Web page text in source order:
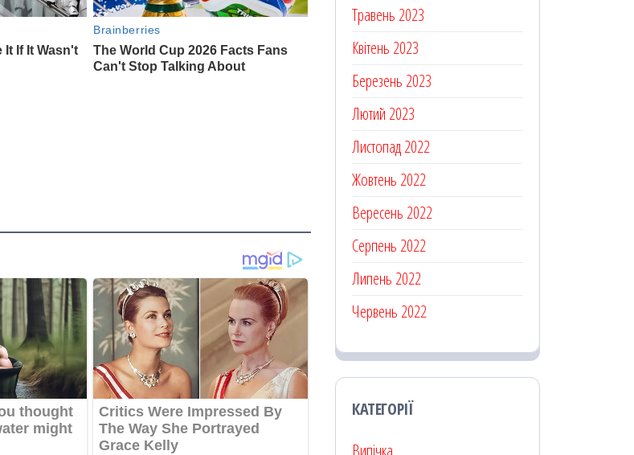
Травень 2023
Квітень 2023
Березень 2023
Лютий 2023
Листопад 2022
Жовтень 2022
Вересень 2022
Серпень 2022
Липень 2022
Червень 2022
КАТЕГОРІЇ
Випічка